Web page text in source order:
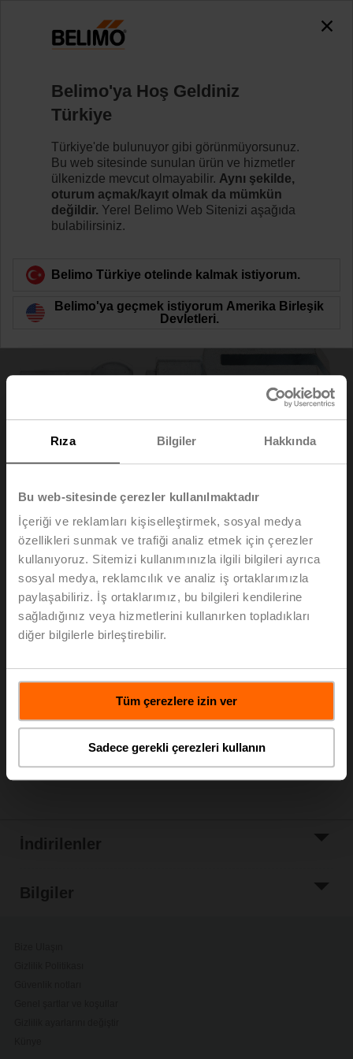
Rıza Bilgiler Hakkında
Bu web-sitesinde çerezler kullanılmaktadır
İçeriği ve reklamları kişiselleştirmek, sosyal medya
özellikleri sunmak ve trafiği analiz etmek için çerezler
kullanıyoruz. Sitemizi kullanımınızla ilgili bilgileri ayrıca
sosyal medya, reklamcılık ve analiz iş ortaklarımızla
paylaşabiliriz. İş ortaklarımız, bu bilgileri kendilerine
sağladığınız veya hizmetlerini kullanırken topladıkları
diğer bilgilerle birleştirebilir.
Tüm çerezlere izin ver
Sadece gerekli çerezleri kullanın
Z-KS2
Ürün kategorisine dön
Z-KS2
Bağlantı parçası M6
Sepete ekle
Proje listesine
Paylaş
İndirilenler
Bilgiler
Belimo'ya Hoş Geldiniz
Türkiye
Türkiye'de bulunuyor gibi görünmüyorsunuz.
Bu web sitesinde sunulan ürün ve hizmetler
ülkenizde mevcut olmayabilir. Aynı şekilde,
oturum açmak/kayıt olmak da mümkün
değildir. Yerel Belimo Web Sitenizi aşağıda
bulabilirsiniz.
Belimo Türkiye otelinde kalmak istiyorum.
Belimo'ya geçmek istiyorum Amerika Birleşik
Devletleri.